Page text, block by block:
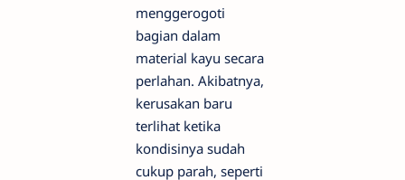
menggerogoti
bagian dalam
material kayu secara
perlahan. Akibatnya,
kerusakan baru
terlihat ketika
kondisinya sudah
cukup parah, seperti